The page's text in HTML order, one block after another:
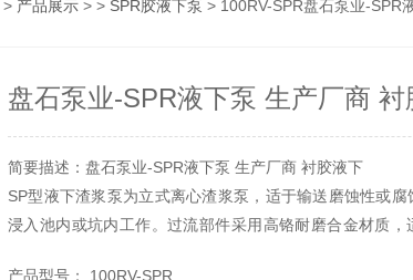
> 产品展示 > > SPR胶液下泵 > 100RV-SPR盘石泵业-SPR液下泵
盘石泵业-SPR液下泵 生产厂商 衬
简要描述：盘石泵业-SPR液下泵 生产厂商 衬胶液下
SP型液下渣浆泵为立式离心渣浆泵，适于输送磨蚀性或
浸入池内或坑内工作。过流部件采用高铬耐磨合金材质，
产品型号： 100RV-SPR